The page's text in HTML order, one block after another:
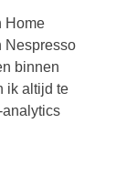
Home
Nespresso
binnen
ik altijd te